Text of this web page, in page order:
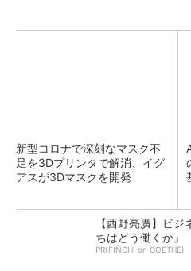
新型コロナで深刻なマスク不
足を3Dプリンタで解消、イグ
アスが3Dマスクを開発
【西野亮廣】ビ
ちはどう働くか』
PR(FINCHI on GOETHE)